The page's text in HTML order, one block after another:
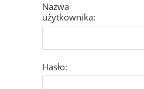
Nazwa
użytkownika:
Hasło: